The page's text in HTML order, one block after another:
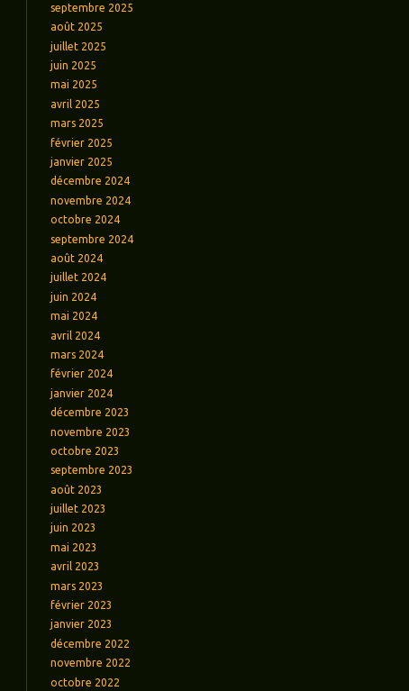
septembre 2025
août 2025
juillet 2025
juin 2025
mai 2025
avril 2025
mars 2025
février 2025
janvier 2025
décembre 2024
novembre 2024
octobre 2024
septembre 2024
août 2024
juillet 2024
juin 2024
mai 2024
avril 2024
mars 2024
février 2024
janvier 2024
décembre 2023
novembre 2023
octobre 2023
septembre 2023
août 2023
juillet 2023
juin 2023
mai 2023
avril 2023
mars 2023
février 2023
janvier 2023
décembre 2022
novembre 2022
octobre 2022